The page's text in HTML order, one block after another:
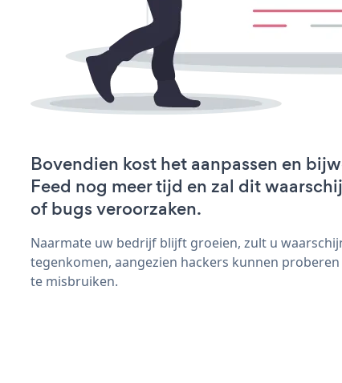
Bovendien kost het aanpassen en
Feed nog meer tijd en zal dit
of bugs veroorzaken.
Naarmate uw bedrijf blijft groeien, zult u
tegenkomen, aangezien hackers kunnen
te misbruiken.